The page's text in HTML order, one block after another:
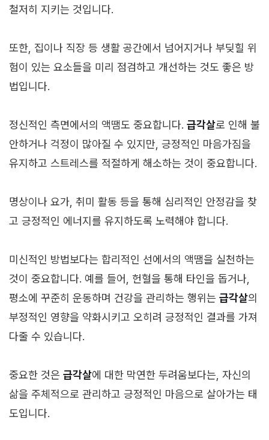
철저히 지키는 것입니다.
또한, 집이나 직장 등 생활 공간에서 넘어지거나 부딪힐 위
험이 있는 요소들을 미리 점검하고 개선하는 것도 좋은 방
법입니다.
정신적인 측면에서의 액땜도 중요합니다. 급각살로 인해 불
안하거나 걱정이 많아질 수 있지만, 긍정적인 마음가짐을
유지하고 스트레스를 적절하게 해소하는 것이 중요합니다.
명상이나 요가, 취미 활동 등을 통해 심리적인 안정감을 찾
고 긍정적인 에너지를 유지하도록 노력해야 합니다.
미신적인 방법보다는 합리적인 선에서의 액땜을 실천하는
것이 중요합니다. 예를 들어, 헌혈을 통해 타인을 돕거나,
평소에 꾸준히 운동하며 건강을 관리하는 행위는 급각살의
부정적인 영향을 약화시키고 오히려 긍정적인 결과를 가져
다줄 수 있습니다.
중요한 것은 급각살에 대한 막연한 두려움보다는, 자신의
삶을 주체적으로 관리하고 긍정적인 마음으로 살아가는 태
도입니다.